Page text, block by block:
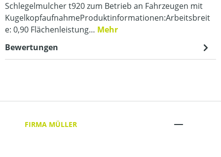
Schlegelmulcher t920 zum Betrieb an Fahrzeugen mit
KugelkopfaufnahmeProduktinformationen:Arbeitsbreit
e: 0,90 Flächenleistung… Mehr
Bewertungen
FIRMA MÜLLER